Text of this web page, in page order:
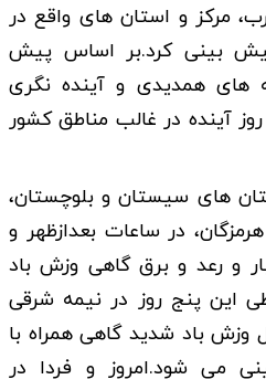
مرکز و استان های واقع در
پیش بینی کرد.بر اساس پیش
همدیدی و آینده نگری
آینده در غالب مناطق کشور
های سیستان و بلوچستان،
در ساعات بعدازظهر و
و رعد و برق گاهی وزش باد
پنج روز در نیمه شرقی
وزش باد شدید گاهی همراه با
می شود.امروز و فردا در